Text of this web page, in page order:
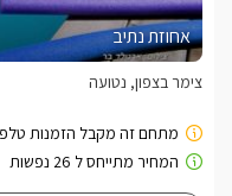
אחוזת נתיב
צימר בצפון, נטועה